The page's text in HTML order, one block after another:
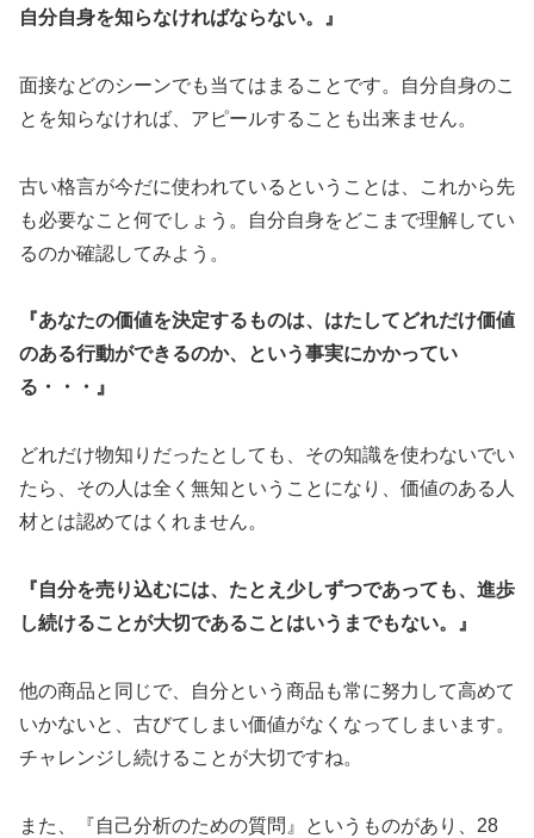
自分自身を知らなければならない。』
面接などのシーンでも当てはまることです。自分自身のこ
とを知らなければ、アピールすることも出来ません。
古い格言が今だに使われているということは、これから先
も必要なこと何でしょう。自分自身をどこまで理解してい
るのか確認してみよう。
『あなたの価値を決定するものは、はたしてどれだけ価値
のある行動ができるのか、という事実にかかってい
る・・・ 』
どれだけ物知りだったとしても、その知識を使わないでい
たら、その人は全く無知ということになり、価値のある人
材とは認めてはくれません。
『自分を売り込むには、たとえ少しずつであっても、進歩
し続けることが大切であることはいうまでもない。』
他の商品と同じで、自分という商品も常に努力して高めて
いかないと、古びてしまい価値がなくなってしまいます。
チャレンジし続けることが大切ですね。
また、『自己分析のための質問』というものがあり、28